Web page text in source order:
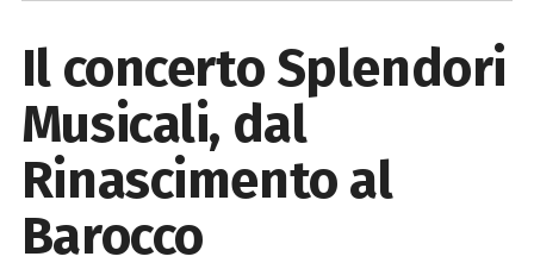
Il concerto Splendori
Musicali, dal
Rinascimento al
Barocco